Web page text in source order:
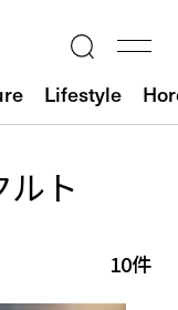
Lifestyle
ト
10件